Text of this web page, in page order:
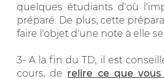
quelques étudiants d'où
préparé. De plus, cette
faire l'objet d'une note à elle
3- A la fin du TD, il est
cours, de relire ce que